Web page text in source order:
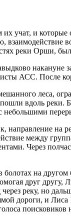
учат, и
реки Орши,
накануне
АСС. После
леса,
вдоль реки.
небольшими
направление на
между
Через
на другом
друг другу,
реку, но
дороги, и Лиса
поисковиков